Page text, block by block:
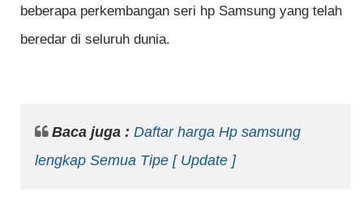
beberapa perkembangan seri hp Samsung yang telah
beredar di seluruh dunia.
Baca juga : Daftar harga Hp samsung
lengkap Semua Tipe [ Update ]